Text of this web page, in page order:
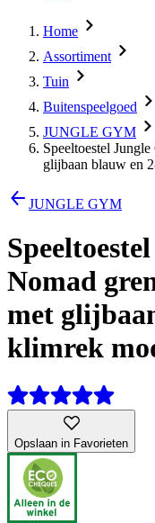
Home
Assortiment
Tuin
Buitenspeelgoed
JUNGLE GYM
Speeltoestel
glijbaan blauw en
JUNGLE GYM
Nomad
met
klimrek
Opslaan in Favorieten